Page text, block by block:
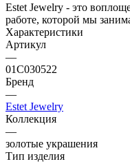
Estet Jewelry - это
работе, которой мы
Характеристики
Артикул
—
01С030522
Бренд
—
Estet Jewelry
Коллекция
—
золотые украшения
Тип изделия